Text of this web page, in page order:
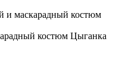
и маскарадный костюм